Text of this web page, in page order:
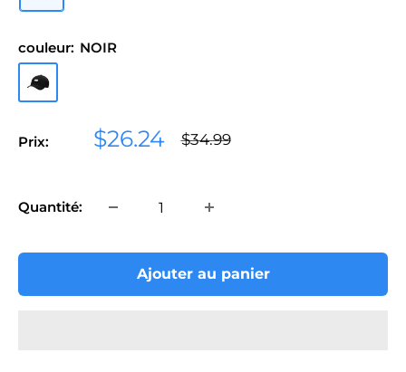
couleur: NOIR
NOIR
Prix:
Prix
$26.24
Prix
$34.99
Quantité:
Ajouter au panier